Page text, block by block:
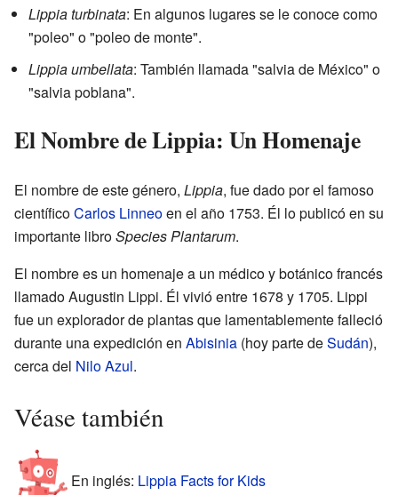
Lippia turbinata: En algunos lugares se le conoce como
"poleo" o "poleo de monte".
Lippia umbellata: También llamada "salvia de México" o
"salvia poblana".
El Nombre de Lippia: Un Homenaje
El nombre de este género, Lippia, fue dado por el famoso
científicoCarlos Linneoen el año 1753. Él lo publicó en su
importante libroSpecies Plantarum.
El nombre es un homenaje a un médico y botánico francés
llamado Augustin Lippi. Él vivió entre 1678 y 1705. Lippi
fue un explorador de plantas que lamentablemente falleció
durante una expedición en Abisinia (hoy parte deSudán),
cerca del Nilo Azul.
Véase también
En inglés: Lippia Facts for Kids